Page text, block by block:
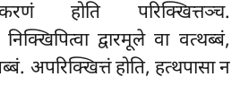
होति परिक्खित्तञ्च.
द्वारमूले वा वत्थब्बं,
अपरिक्खित्तं होति, हत्थपासा न